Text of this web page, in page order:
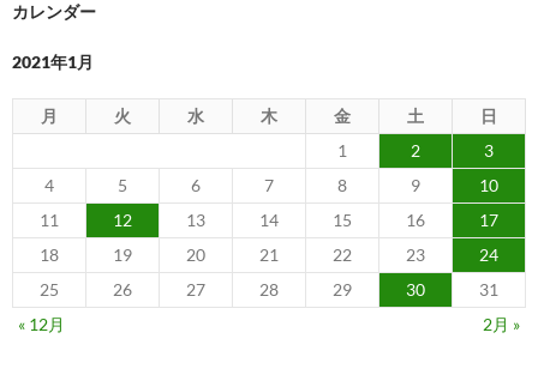
カレンダー
2021年1月
月 火 水 木 金 土
日
1
2
3
4
5 6 7 8 9
10
11
12 13 14 15 16
17
18
19 20 21 22 23
24
25
26 27 28 29 30
31
« 12月
2月 »